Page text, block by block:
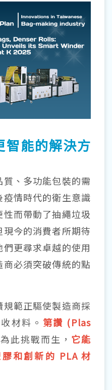
智能的解決方
、多功能包裝的需
情時代的衛生意識
而帶動了抽繩垃圾
今的消費者所期待
更尋求卓越的使用
必須突破傳統的點
範正驅使製造商採
材料。 第讚 (Plas
此挑戰而生， 它能
和創新的 PLA 材